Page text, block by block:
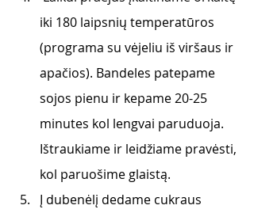
iki 180 laipsnių temperatūros
(programa su vėjeliu iš viršaus ir
apačios). Bandeles patepame
sojos pienu ir kepame 20-25
minutes kol lengvai paruduoja.
Ištraukiame ir leidžiame pravėsti,
kol paruošime glaistą.
Į dubenėlį dedame cukraus